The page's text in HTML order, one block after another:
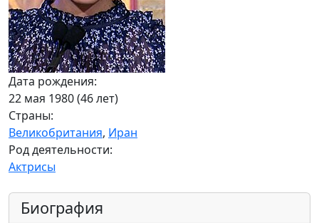
Дата рождения:
22 мая 1980 (46 лет)
Страны:
Великобритания, Иран
Род деятельности:
Актрисы
Биография